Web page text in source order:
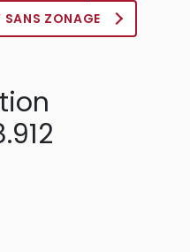
SANS ZONAGE